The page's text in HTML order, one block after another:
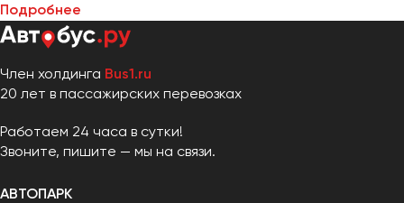
Подробнее
Член холдинга Bus1.ru
20 лет в пассажирских перевозках
Работаем 24 часа в сутки!
Звоните, пишите — мы на связи.
АВТОПАРК